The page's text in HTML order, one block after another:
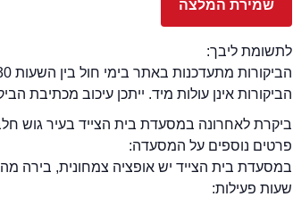
לתשומת ליבך:
הביקורות מתעדכנות באתר בימי חול בין השעות 08:30 - 15:00.
הביקורות אינן עולות מיד. ייתכן עיכוב מכתיבת
ביקרת לאחרונה במסעדת בית הצייד בעיר גוש
פרטים נוספים על המסעדה:
במסעדת בית הצייד יש אופציה צמחונית, בירה
שעות פעילות: